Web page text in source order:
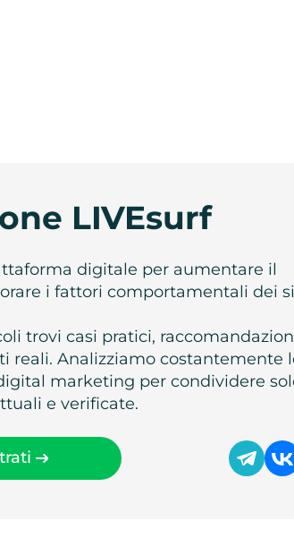
LIVEsurf
digitale per aumentare il
i fattori comportamentali dei
trovi casi pratici,
reali. Analizziamo costantemente
marketing per condividere
e verificate.